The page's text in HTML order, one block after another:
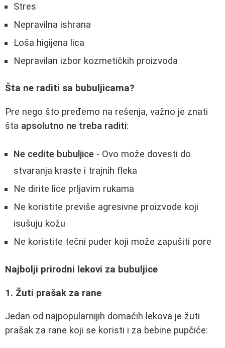
Stres
Nepravilna ishrana
Loša higijena lica
Nepravilan izbor kozmetičkih proizvoda
Šta ne raditi sa bubuljicama?
Pre nego što pređemo na rešenja, važno je znati
šta apsolutno ne treba raditi:
Ne cedite bubuljice - Ovo može dovesti do
stvaranja kraste i trajnih fleka
Ne dirite lice prljavim rukama
Ne koristite previše agresivne proizvode koji
isušuju kožu
Ne koristite tečni puder koji može zapušiti pore
Najbolji prirodni lekovi za bubuljice
1. Žuti prašak za rane
Jedan od najpopularnijih domaćih lekova je žuti
prašak za rane koji se koristi i za bebine pupčiće: